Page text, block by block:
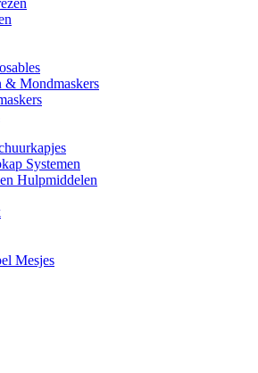
& Mondmaskers
Systemen
Hulpmiddelen
Mesjes